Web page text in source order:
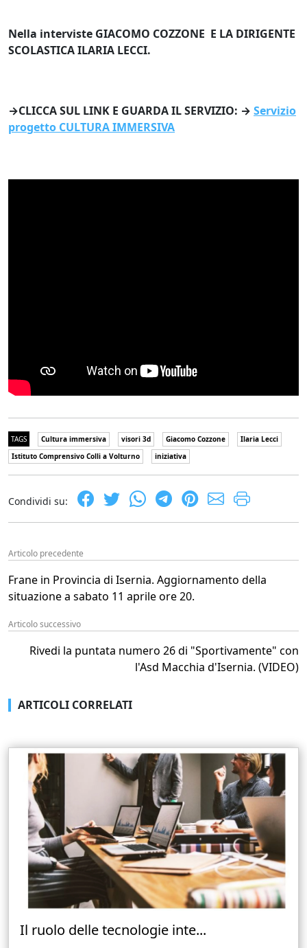
Nella interviste GIACOMO COZZONE E LA DIRIGENTE
SCOLASTICA ILARIA LECCI.
→CLICCA SUL LINK E GUARDA IL SERVIZIO: → Servizio
progetto CULTURA IMMERSIVA
TAGS Cultura immersiva visori 3d Giacomo Cozzone
Ilaria Lecci
Istituto Comprensivo Colli a Volturno
iniziativa
Condividi su:
Articolo precedente
Frane in Provincia di Isernia. Aggiornamento della
situazione a sabato 11 aprile ore 20.
Articolo successivo
Rivedi la puntata numero 26 di "Sportivamente" con
l'Asd Macchia d'Isernia. (VIDEO)
ARTICOLI CORRELATI
Il ruolo delle tecnologie inte...